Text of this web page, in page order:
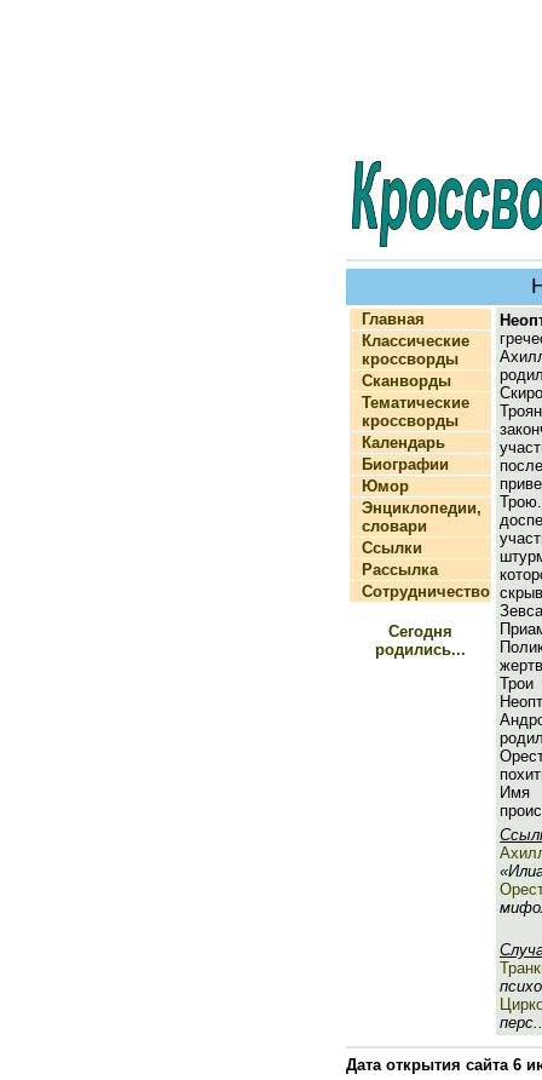
Главная
Классические
кроссворды
Сканворды
Тематические
кроссворды
Календарь
Биографии
Юмор
Энциклопедии,
словари
Ссылки
Рассылка
Сотрудничество
Сегодня
родились...
Трои
Дата открытия сайта 6